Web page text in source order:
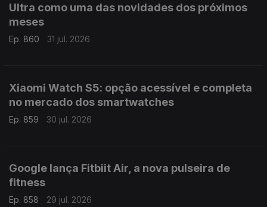
Ultra como uma das novidades dos próximos
meses
Ep. 860 31 jul. 2026
Xiaomi Watch S5: opção acessível e completa
no mercado dos smartwatches
Ep. 859 30 jul. 2026
Google lança Fitbiit Air, a nova pulseira de
fitness
Ep. 858 29 jul. 2026